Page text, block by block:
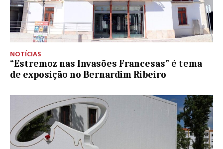
NOTÍCIAS
“Estremoz nas Invasões Francesas” é tema
de exposição no Bernardim Ribeiro